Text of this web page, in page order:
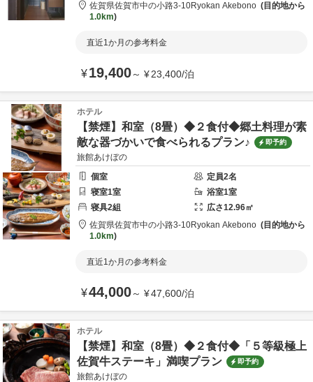
佐賀県佐賀市中の小路3-10Ryokan Akebono
目的地から
1.0km
直近1か月の参考料金
¥19,400～ ¥23,400/泊
ホテル
【禁煙】和室（8畳）◆２食付◆郷土料理が素
敵な器づかいで食べられるプラン♪
即予約
旅館あけぼの
個室
定員2名
寝室1室 浴室1室
寝具2組 広さ12.96㎡
佐賀県佐賀市中の小路3-10Ryokan Akebono
目的地から
1.0km
直近1か月の参考料金
¥44,000～ ¥47,600/泊
ホテル
【禁煙】和室（8畳）◆２食付◆「５等級極上
佐賀牛ステーキ」満喫プラン
即予約
旅館あけぼの